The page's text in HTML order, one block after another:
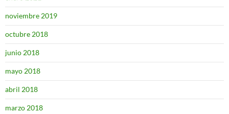
noviembre 2019
octubre 2018
junio 2018
mayo 2018
abril 2018
marzo 2018